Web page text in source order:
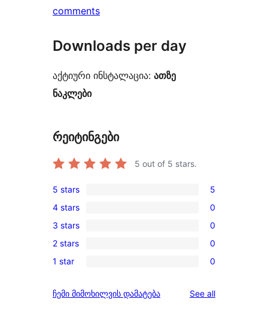
comments
Downloads per day
აქტიური ინსტალაცია: ათზე
ნაკლები
რეიტინგები
5 out of 5 stars.
5
5-
star
reviews
5 stars 5
0
4-
star
reviews
4 stars 0
0
3-
star
3 stars 0
0
2-
reviews
2 stars 0
0
star
1 star 0
ჩემი მიმოხილვის დამატება See allreviews